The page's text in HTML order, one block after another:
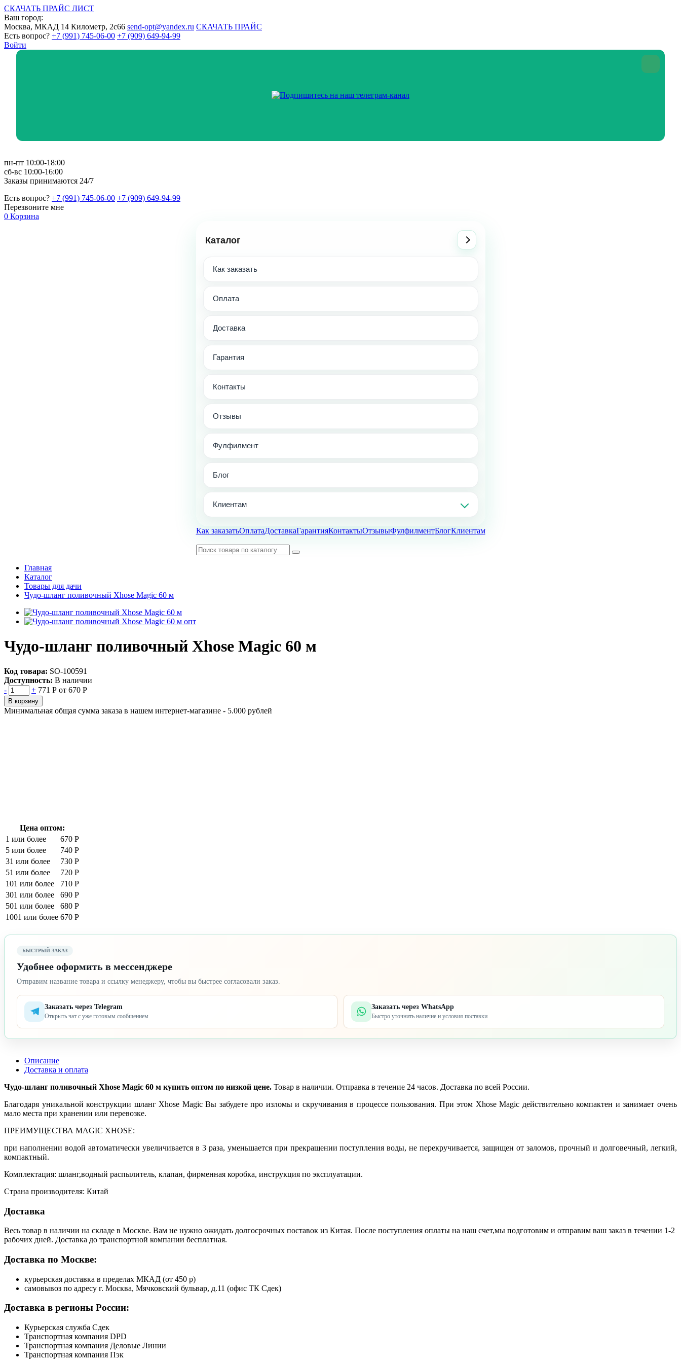
СКАЧАТЬ ПРАЙС ЛИСТ
Ваш город:
Москва, МКАД 14 Километр, 2с66 send-opt@yandex.ru СКАЧАТЬ ПРАЙС
Есть вопрос? +7 (991) 745-06-00 +7 (909) 649-94-99
Войти
пн-пт 10:00-18:00
сб-вс 10:00-16:00
Заказы принимаются 24/7
Есть вопрос? +7 (991) 745-06-00 +7 (909) 649-94-99
Перезвоните мне
0 Корзина
Каталог
Как заказать
Оплата
Доставка
Гарантия
Контакты
Отзывы
Фулфилмент
Блог
Клиентам
Как заказатьОплатаДоставкаГарантияКонтактыОтзывыФулфилментБлогКлиентам
Главная
Каталог
Товары для дачи
Чудо-шланг поливочный Xhose Magic 60 м
Чудо-шланг поливочный Xhose Magic 60 м
Код товара: SO-100591
Доступность: В наличии
-
+ 771 Р от 670 Р
В корзину
Минимальная общая сумма заказа в нашем интернет-магазине - 5.000 рублей
Цена оптом:
1 или более
670 Р
5 или более
740 Р
31 или более
730 Р
51 или более
720 Р
101 или более
710 Р
301 или более
690 Р
501 или более
680 Р
1001 или более 670 Р
БЫСТРЫЙ ЗАКАЗ
Удобнее оформить в мессенджере
Отправим название товара и ссылку менеджеру, чтобы вы быстрее согласовали заказ.
Заказать через Telegram
Открыть чат с уже готовым сообщением
Заказать через WhatsApp
Быстро уточнить наличие и условия поставки
Описание
Доставка и оплата
Чудо-шланг поливочный Xhose Magic 60 м купить оптом по низкой цене. Товар в наличии. Отправка в течение 24 часов. Доставка по всей России.
Благодаря уникальной конструкции шланг Xhose Magic Вы забудете про изломы и скручивания в процессе пользования. При этом Xhose Magic действительно компактен и занимает очень
мало места при хранении или перевозке.
ПРЕИМУЩЕСТВА MAGIC XHOSE:
при наполнении водой автоматически увеличивается в 3 раза, уменьшается при прекращении поступления воды, не перекручивается, защищен от заломов, прочный и долговечный, легкий,
компактный.
Комплектация: шланг,водный распылитель, клапан, фирменная коробка, инструкция по эксплуатации.
Страна производителя: Китай
Доставка
Весь товар в наличии на складе в Москве. Вам не нужно ожидать долгосрочных поставок из Китая. После поступления оплаты на наш счет,мы подготовим и отправим ваш заказ в течении 1-2
рабочих дней. Доставка до транспортной компании бесплатная.
Доставка по Москве:
курьерская доставка в пределах МКАД (от 450 р)
самовывоз по адресу г. Москва, Мячковский бульвар, д.11 (офис ТК Сдек)
Доставка в регионы России:
Курьерская служба Сдек
Транспортная компания DPD
Транспортная компания Деловые Линии
Транспортная компания Пэк